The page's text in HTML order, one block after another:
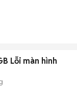
Lỗi màn hình